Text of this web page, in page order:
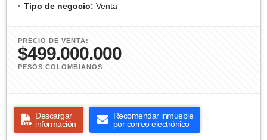
Tipo de negocio: Venta
PRECIO DE VENTA:
$499.000.000
PESOS COLOMBIANOS
Descargar
información
Recomendar inmueble
por correo electrónico